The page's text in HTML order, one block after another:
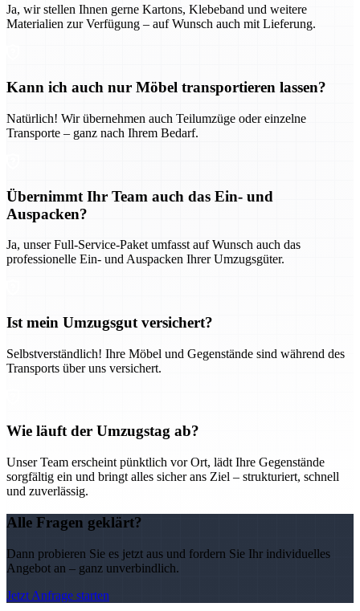
Ja, wir stellen Ihnen gerne Kartons, Klebeband und weitere
Materialien zur Verfügung – auf Wunsch auch mit Lieferung.
Kann ich auch nur Möbel transportieren lassen?
Natürlich! Wir übernehmen auch Teilumzüge oder einzelne
Transporte – ganz nach Ihrem Bedarf.
Übernimmt Ihr Team auch das Ein- und
Auspacken?
Ja, unser Full-Service-Paket umfasst auf Wunsch auch das
professionelle Ein- und Auspacken Ihrer Umzugsgüter.
Ist mein Umzugsgut versichert?
Selbstverständlich! Ihre Möbel und Gegenstände sind während des
Transports über uns versichert.
Wie läuft der Umzugstag ab?
Unser Team erscheint pünktlich vor Ort, lädt Ihre Gegenstände
sorgfältig ein und bringt alles sicher ans Ziel – strukturiert, schnell
und zuverlässig.
Alle Fragen geklärt?
Dann probieren Sie es jetzt aus und fordern Sie Ihr individuelles
Angebot an – ganz unverbindlich.
Jetzt Anfrage starten